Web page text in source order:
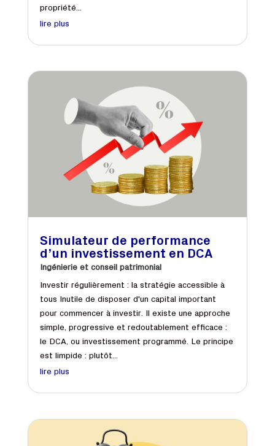
propriété...
lire plus
Simulateur de performance
d’un investissement en DCA
Ingénierie et conseil patrimonial
Investir régulièrement : la stratégie accessible à
tous Inutile de disposer d'un capital important
pour commencer à investir. Il existe une approche
simple, progressive et redoutablement efficace :
le DCA, ou investissement programmé. Le principe
est limpide : plutôt...
lire plus